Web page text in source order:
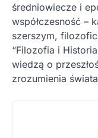
średniowiecze i
współczesność –
szerszym,
“Filozofia i
wiedzą o
zrozumienia